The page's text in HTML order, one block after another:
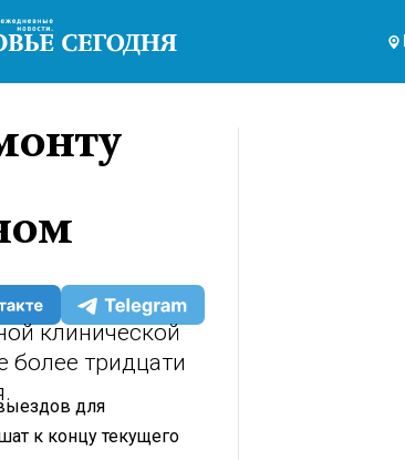
клинической
более тридцати
для
к концу текущего